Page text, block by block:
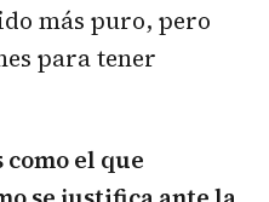
más puro, pero
para tener
el que